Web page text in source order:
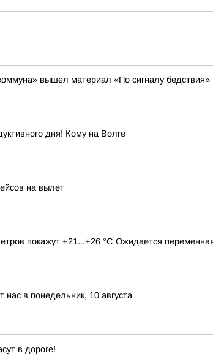
вышел материал «По сигналу бедствия»
дня! Кому на Волге
на вылет
покажут +21...+26 °C Ожидается
в понедельник, 10 августа
в дороге!